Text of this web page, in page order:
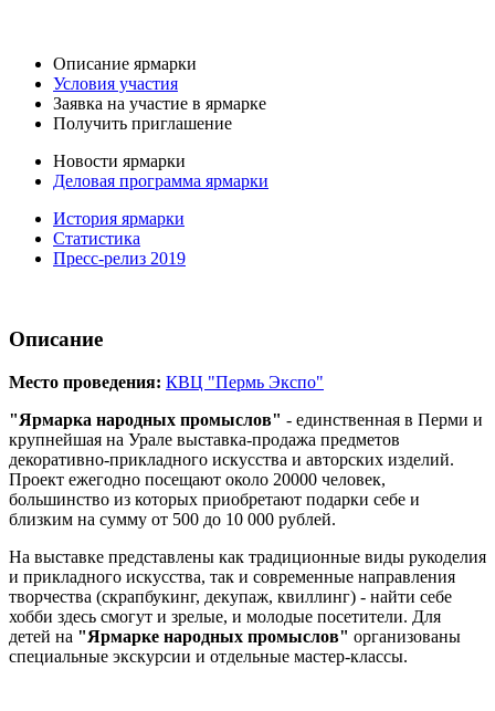
Описание ярмарки
Условия участия
Заявка на участие в ярмарке
Получить приглашение
Новости ярмарки
Деловая программа ярмарки
История ярмарки
Статистика
Пресс-релиз 2019
Описание
Место проведения: КВЦ "Пермь Экспо"
"Ярмарка народных промыслов" - единственная в Перми и
крупнейшая на Урале выставка-продажа предметов
декоративно-прикладного искусства и авторских изделий.
Проект ежегодно посещают около 20000 человек,
большинство из которых приобретают подарки себе и
близким на сумму от 500 до 10 000 рублей.
На выставке представлены как традиционные виды рукоделия
и прикладного искусства, так и современные направления
творчества (скрапбукинг, декупаж, квиллинг) - найти себе
хобби здесь смогут и зрелые, и молодые посетители. Для
детей на "Ярмарке народных промыслов" организованы
специальные экскурсии и отдельные мастер-классы.